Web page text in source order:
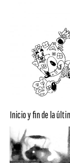
Inicio y fin de la